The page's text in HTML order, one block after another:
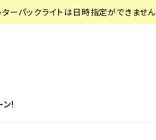
ターパックライトは日時指定ができません
ン!